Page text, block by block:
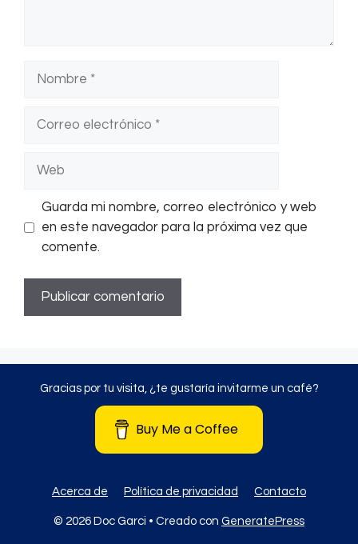
Guarda mi nombre, correo electrónico y web
en este navegador para la próxima vez que
comente.
Gracias por tu visita, ¿te gustaría invitarme un café?
Buy Me a Coffee
Acerca de Política de privacidad Contacto
© 2026 Doc Garci • Creado con GeneratePress